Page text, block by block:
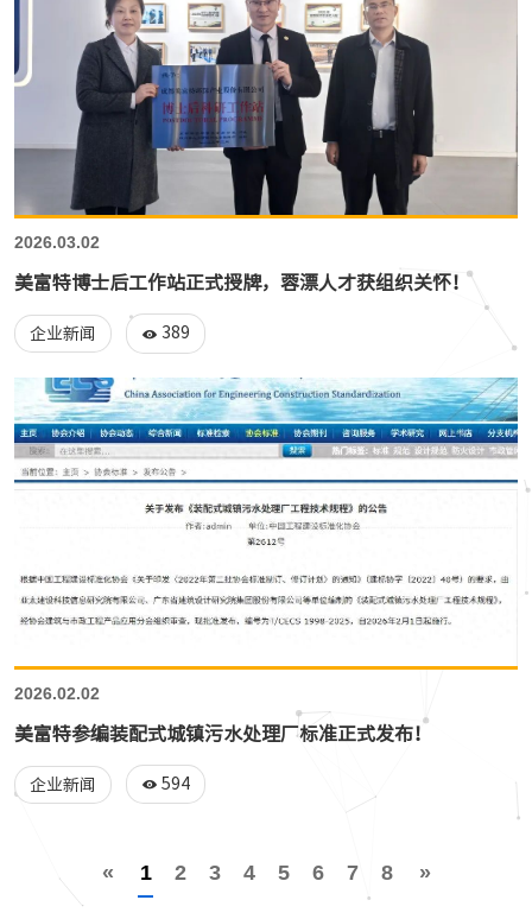
2026.03.02
美富特博士后工作站正式授牌，蓉漂人才获组织关怀！
企业新闻 389
2026.02.02
美富特参编装配式城镇污水处理厂标准正式发布！
企业新闻 594
« 1 2 3 4 5 6 7 8 »